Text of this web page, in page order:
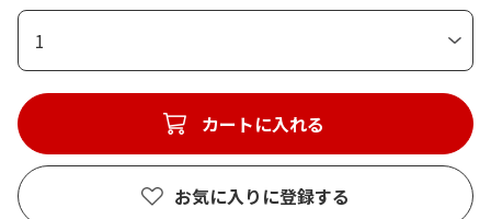
1
カートに入れる
お気に入りに登録する